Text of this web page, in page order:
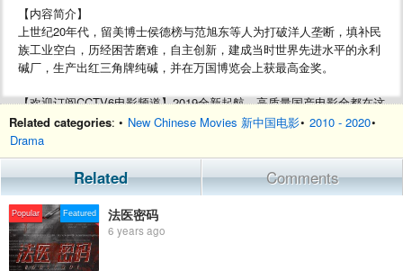
【内容简介】
上世纪20年代，留美博士侯德榜与范旭东等人为打破洋人垄断，填补民
族工业空白，历经困苦磨难，自主创新，建成当时世界先进水平的永利
碱厂，生产出红三角牌纯碱，并在万国博览会上获最高金奖。
【欢迎订阅CCTV6电影频道】2019全新起航，高质量国产电影全都在这
里：https://bit.ly/2xtQy1X
--------更多精彩内容等你来--------
★★★电影正片
【Chi-Eng SUB Movie】For People Who Love China Movie：
https://bit.ly/2LG1uvN
【周末星影剧场】解决你乏善可陈的周末时光：https://bit.ly/2JtZN3O
【高分电影推荐】精选豆瓣高分精彩电影合集:http://bit.ly/2AoL5bS
Related categories: • New Chinese Movies 新中国电影• 2010 - 2020•
Drama
Related Comments
Popular Featured 法医密码
6 years ago